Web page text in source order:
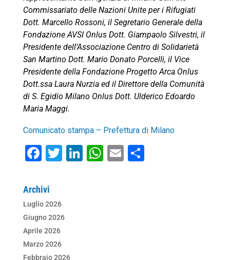
Commissariato delle Nazioni Unite per i Rifugiati
Dott. Marcello Rossoni, il Segretario Generale della
Fondazione AVSI Onlus Dott. Giampaolo Silvestri, il
Presidente dell’Associazione Centro di Solidarietà
San Martino Dott. Mario Donato Porcelli, il Vice
Presidente della Fondazione Progetto Arca Onlus
Dott.ssa Laura Nurzia ed il Direttore della Comunità
di S. Egidio Milano Onlus Dott. Ulderico Edoardo
Maria Maggi.
Comunicato stampa – Prefettura di Milano
F
c
e
b
o
o
T
Li
W
E
Archivi
Luglio 2026
Giugno 2026
Aprile 2026
Marzo 2026
Febbraio 2026